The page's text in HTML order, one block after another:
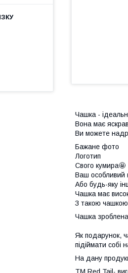
Чашка -
Вона має
Ви можете
Бажане фото
Логотип
Свого кумира🤩
Ваш особливий
Або будь-яку
Чашка має
З такою
Чашка зроблена
Як подарунок,
підіймати собі
На дану
ТМ Red Tail-